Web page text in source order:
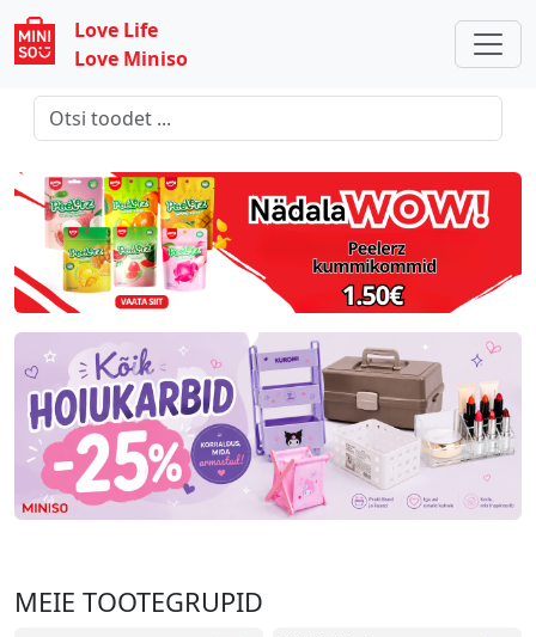
Love Life
Love Miniso
MEIE TOOTEGRUPID